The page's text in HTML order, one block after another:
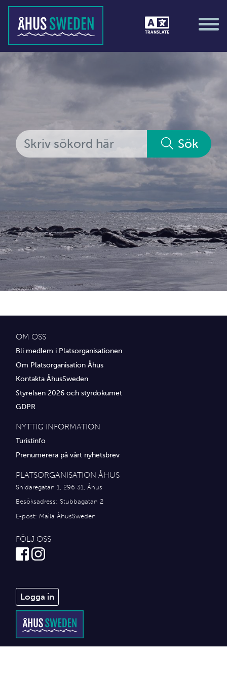
TRANSLATE
Tävlingar &amp; matcher
Alla medlemmar
Ekonomi &amp; juridik
Hantverkare
Hus &amp; hem
Ideella föreningar
Idrottsföreningar
Media
Transport
Övrig service
Sök
OM OSS
Bli medlem i Platsorganisationen
Om Platsorganisation Åhus
Kontakta ÅhusSweden
Styrelsen 2026 och styrdokumet
GDPR
NYTTIG INFORMATION
Turistinfo
Prenumerera på vårt nyhetsbrev
PLATSORGANISATION ÅHUS
Snidaregatan 1, 296 31, Åhus
Besöksadress: Stubbagatan 2
E-post: Maila ÅhusSweden
FÖLJ OSS
Logga in